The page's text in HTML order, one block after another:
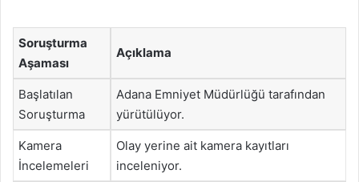
Soruşturma
Aşaması
Açıklama
Başlatılan
Soruşturma
Adana Emniyet Müdürlüğü tarafından
yürütülüyor.
Kamera
İncelemeleri
Olay yerine ait kamera kayıtları
inceleniyor.